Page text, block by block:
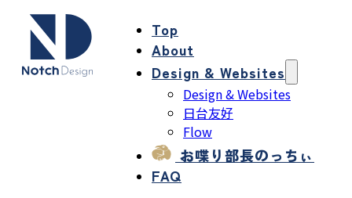
Top
About
Design & Websites
Design & Websites
日台友好
Flow
お喋り部長のっちぃ
FAQ